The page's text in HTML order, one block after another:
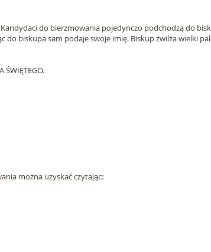
do bierzmowania pojedynczo podchodzą do
biskupa sam podaje swoje imię. Biskup zwilża wielki
ŚWIĘTEGO.
można uzyskać czytając: